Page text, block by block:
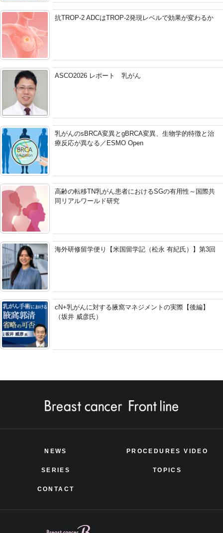
抗TROP-2 ADCはTROP-2発現レベルで効果が変わるか
ASCO2026 レポート 乳がん
乳がんのsBRCA変異とgBRCA変異、生物学的特徴と治
療反応が異なる／ESMO Open
高齢の転移TN乳がん患者におけるSGの有用性～国際共
同リアルワールド研究
海外研修留学便り【米国留学記（松永 有紀氏）】第3回
cN+乳がんに対する腋窩マネジメントの実際【後編】
（坂井 威彦氏）
NEWS PROCEDURES VIDEO
SERIES TOPICS
CONTACT